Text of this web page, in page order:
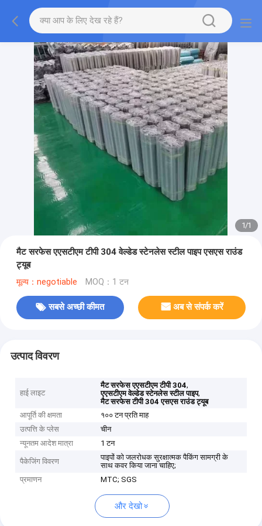
1/1
मैट सरफेस एएसटीएम टीपी 304 वेल्डेड स्टेनलेस स्टील पाइप एसएस राउंड
ट्यूब
मूल्य：negotiable MOQ：1 टन
सबसे अच्छी कीमत अब से संपर्क करें
उत्पाद विवरण
हाई लाइट
मैट सरफेस एएसटीएम टीपी 304,
एएसटीएम वेल्डेड स्टेनलेस स्टील पाइप,
मैट सरफेस टीपी 304 एसएस राउंड ट्यूब
आपूर्ति की क्षमता
१०० टन प्रति माह
उत्पत्ति के प्लेस
चीन
न्यूनतम आदेश मात्रा
1 टन
पैकेजिंग विवरण
पाइपों को जलरोधक सुरक्षात्मक पैकिंग सामग्री के
साथ कवर किया जाना चाहिए;
प्रमाणन
MTC; SGS
और देखो